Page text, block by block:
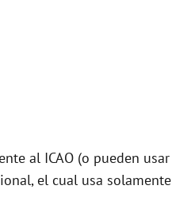
al ICAO (o pueden usar
el cual usa solamente